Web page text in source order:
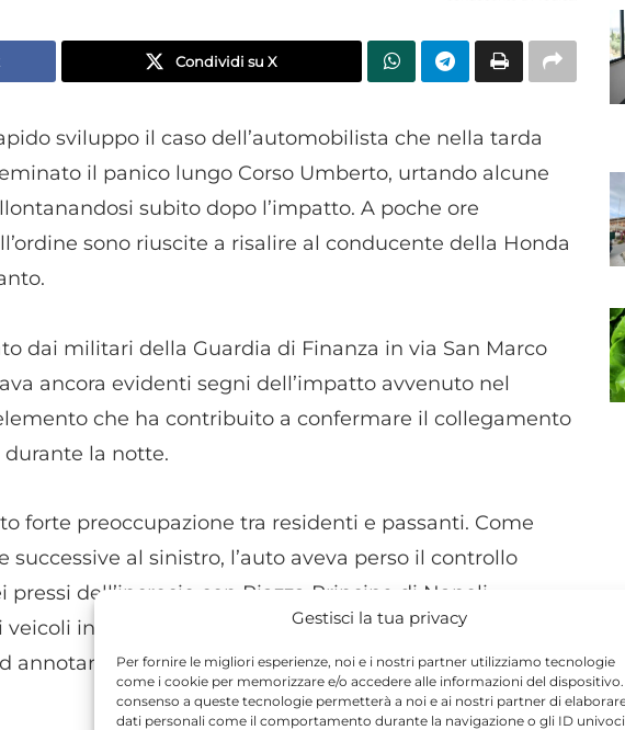
Gestisci la tua privacy
Per fornire le migliori esperienze, noi e i nostri partner utilizziamo tecnologie
come i cookie per memorizzare e/o accedere alle informazioni del
consenso a queste tecnologie permetterà a noi e ai nostri partner di
dati personali come il comportamento durante la navigazione o gli ID univoci
Condividi su X
sviluppo il caso dell’automobilista che nella tarda
il panico lungo Corso Umberto, urtando alcune
subito dopo l’impatto. A poche ore
sono riuscite a risalire al conducente della Honda
dai militari della Guardia di Finanza in via San Marco
ancora evidenti segni dell’impatto avvenuto nel
che ha contribuito a confermare il collegamento
durante la notte.
forte preoccupazione tra residenti e passanti. Come
al sinistro, l’auto aveva perso il controllo
dell’incrocio con Piazza Principe di Napoli,
in sosta prima della fuga del conducente. Alcuni
annotare la targa, fornendo indicazioni decisive per le